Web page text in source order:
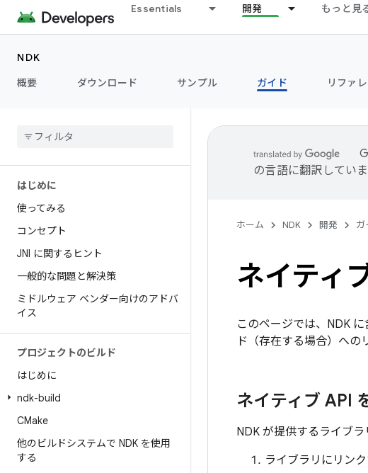
Essentials 開発 もっと見
NDK
概要
ダウンロード サンプル ガイド リファ
はじめに
使ってみる
コンセプト
JNI に関するヒント
一般的な問題と解決策
ミドルウェア ベンダー向けのアドバ
イス
プロジェクトのビルド
はじめに
ndk-build
CMake
他のビルドシステムで NDK を使用
する
の言語に翻訳してい
ホーム NDK 開発 ガ
ネイティ
このページでは、NDK
ド（存在する場合）への
ネイティブ API
NDK が提供するライブラ
ライブラリにリン